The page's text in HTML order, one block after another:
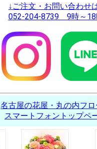
↓ご注文・お問い合わせ
052-204-8739 9時～18
名古屋の花屋・丸の内フロ
スマートフォントップペ